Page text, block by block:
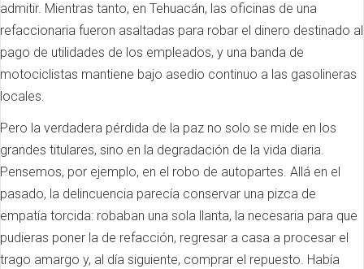
admitir. Mientras tanto, en Tehuacán, las oficinas de una
refaccionaria fueron asaltadas para robar el dinero destinado al
pago de utilidades de los empleados, y una banda de
motociclistas mantiene bajo asedio continuo a las gasolineras
locales.
Pero la verdadera pérdida de la paz no solo se mide en los
grandes titulares, sino en la degradación de la vida diaria.
Pensemos, por ejemplo, en el robo de autopartes. Allá en el
pasado, la delincuencia parecía conservar una pizca de
empatía torcida: robaban una sola llanta, la necesaria para que
pudieras poner la de refacción, regresar a casa a procesar el
trago amargo y, al día siguiente, comprar el repuesto. Había